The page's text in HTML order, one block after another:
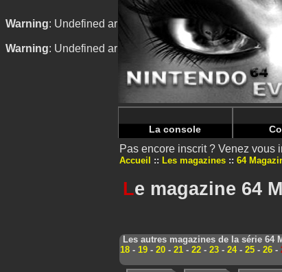
Warning: Undefined array key "HTTP_REFERER" in/
Warning: Undefined array key "HTTP_REFERER" in/
La console
Pas encore inscrit ? Venez vous
Accueil Les magazines 64
Le magazine 64
Les autres magazines de la série 64
18- 19- 20- 21- 22- 23- 24- 25- 26-